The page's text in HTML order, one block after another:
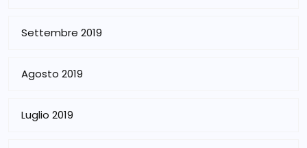
Settembre 2019
Agosto 2019
Luglio 2019